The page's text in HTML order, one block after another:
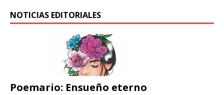
NOTICIAS EDITORIALES
Poemario: Ensueño eterno